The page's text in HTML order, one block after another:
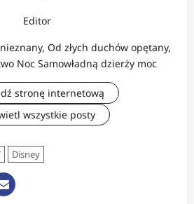
Editor
Od złych duchów opętany,
Noc Samowładną dzierży moc
stronę internetową
wszystkie posty
Disney